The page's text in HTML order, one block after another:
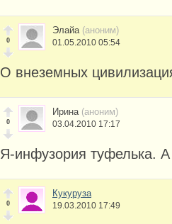
0
Элайа (аноним)
01.05.2010 05:54
О внеземных
0
Ирина (аноним)
03.04.2010 17:17
Я-инфузория туфелька. А
0
Кукуруза
19.03.2010 17:49